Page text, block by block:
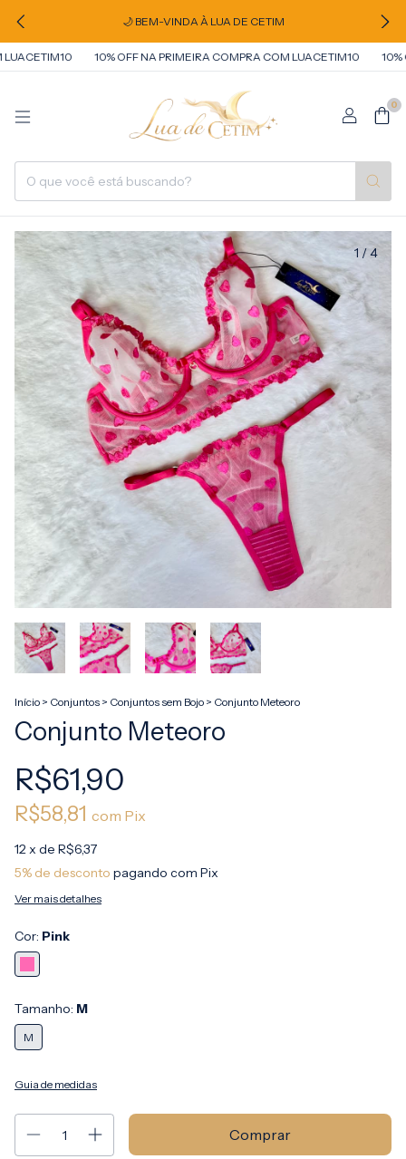
🌙 BEM-VINDA À LUA DE CETIM
10% OFF NA PRIMEIRA COMPRA COM LUACETIM10 10%
0
1 /4
Início > Conjuntos > Conjuntos sem Bojo > Conjunto Meteoro
Conjunto Meteoro
R$61,90
R$58,81 com Pix
12x de R$6,37
5% de desconto pagando com Pix
Ver mais detalhes
Cor: Pink
Tamanho: M
M
Guia de medidas